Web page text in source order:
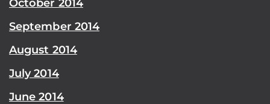
October 2014
September 2014
August 2014
July 2014
June 2014